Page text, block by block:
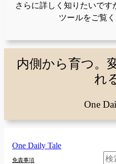
さらに詳しく知りたいです
ツールをご覧
内側から育つ。
れ
One
One Daily Tale
免責事項
検